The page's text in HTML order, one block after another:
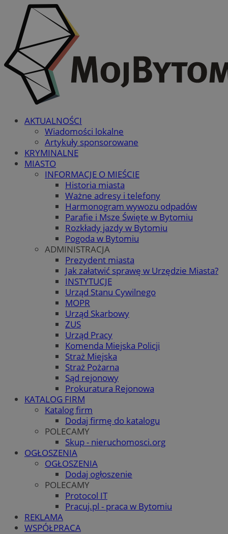
AKTUALNOŚCI
Wiadomości lokalne
Artykuły sponsorowane
KRYMINALNE
MIASTO
INFORMACJE O MIEŚCIE
Historia miasta
Ważne adresy i telefony
Harmonogram wywozu odpadów
Parafie i Msze Święte w Bytomiu
Rozkłady jazdy w Bytomiu
Pogoda w Bytomiu
ADMINISTRACJA
Prezydent miasta
Jak załatwić sprawę w Urzędzie Miasta?
INSTYTUCJE
Urząd Stanu Cywilnego
MOPR
Urząd Skarbowy
ZUS
Urząd Pracy
Komenda Miejska Policji
Straż Miejska
Straż Pożarna
Sąd rejonowy
Prokuratura Rejonowa
KATALOG FIRM
Katalog firm
Dodaj firmę do katalogu
POLECAMY
Skup - nieruchomosci.org
OGŁOSZENIA
OGŁOSZENIA
Dodaj ogłoszenie
POLECAMY
Protocol IT
Pracuj.pl - praca w Bytomiu
REKLAMA
WSPÓŁPRACA